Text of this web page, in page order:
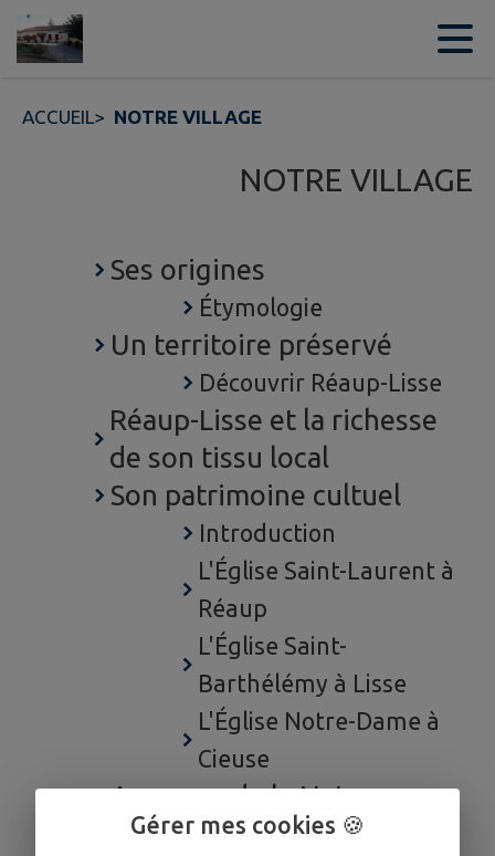
Contenu
ACCUEIL> NOTRE VILLAGE
NOTRE VILLAGE
Ses origines
Étymologie
Un territoire préservé
Découvrir Réaup-Lisse
Réaup-Lisse et la richesse
de son tissu local
Son patrimoine cultuel
Introduction
L'Église Saint-Laurent à
Réaup
L'Église Saint-
Barthélémy à Lisse
L'Église Notre-Dame à
Cieuse
Au coeur de la Nature
La forêt des Landes de
Gérer mes cookies 🍪